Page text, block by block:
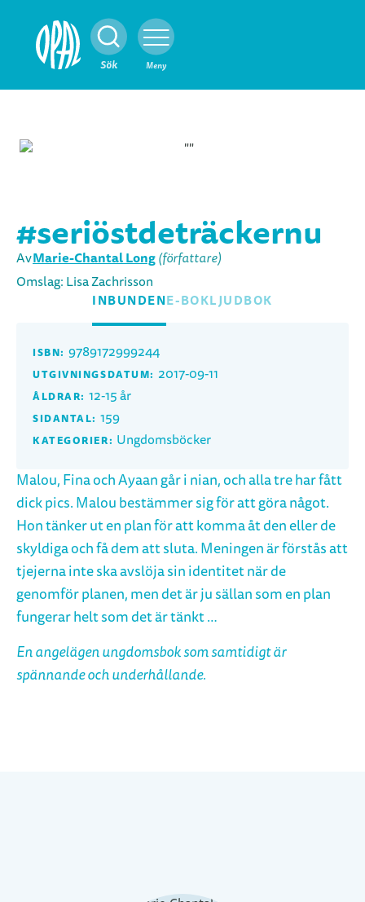
Sök
Stäng Meny
#seriöstdeträckernu
AvMarie-Chantal Long(författare)
Omslag: Lisa Zachrisson
INBUNDENE-BOKLJUDBOK
ISBN: 9789172999244
UTGIVNINGSDATUM: 2017-09-11
ÅLDRAR: 12-15 år
SIDANTAL: 159
KATEGORIER: Ungdomsböcker
Malou, Fina och Ayaan går i nian, och alla tre har fått
dick pics. Malou bestämmer sig för att göra något.
Hon tänker ut en plan för att komma åt den eller de
skyldiga och få dem att sluta. Meningen är förstås att
tjejerna inte ska avslöja sin identitet när de
genomför planen, men det är ju sällan som en plan
fungerar helt som det är tänkt …
En angelägen ungdomsbok som samtidigt är
spännande och underhållande.